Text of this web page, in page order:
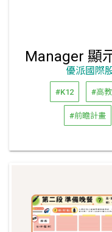
Manager 顯
優派國際
#K12 #高教
#前瞻計畫